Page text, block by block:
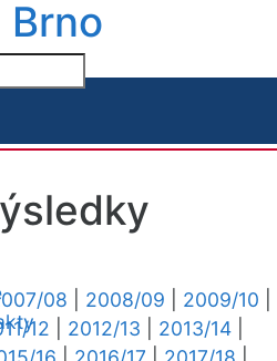
Brno
08 2008/09 2009/10
12 2012/13 2013/14